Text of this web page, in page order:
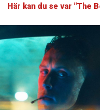
Här kan du se var "The